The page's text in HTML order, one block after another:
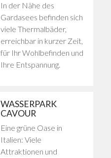
In der Nähe des
Gardasees befinden sich
viele Thermalbäder,
erreichbar in kurzer Zeit,
für Ihr Wohlbefinden und
Ihre Entspannung.
WASSERPARK
CAVOUR
Eine grüne Oase in
Italien: Viele
Attraktionen und